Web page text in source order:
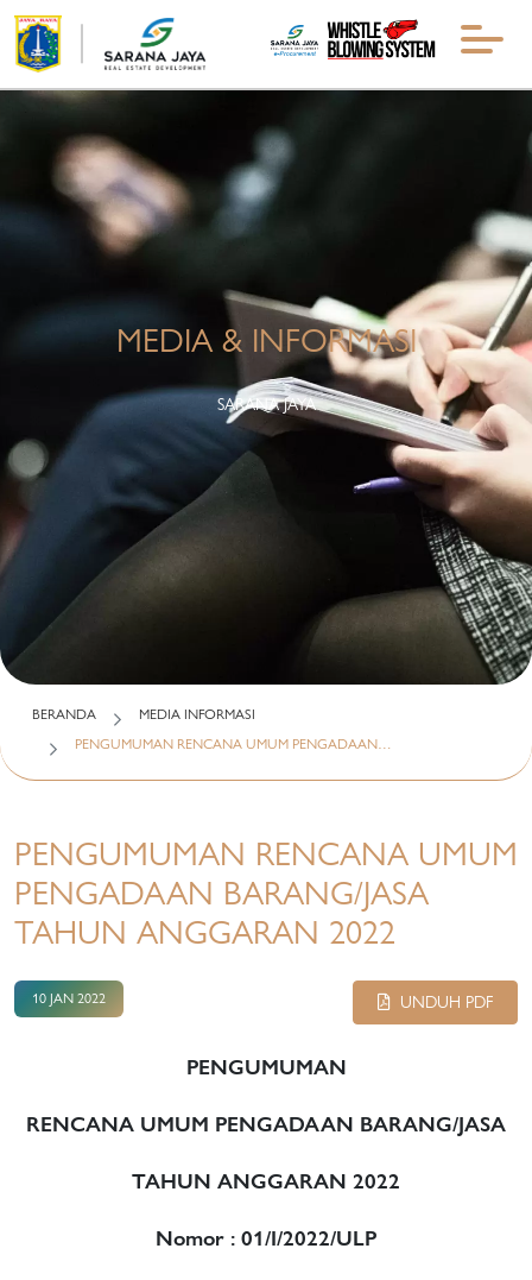
MEDIA & INFORMASI
SARANA JAYA
BERANDA
MEDIA INFORMASI
PENGUMUMAN RENCANA UMUM PENGADAAN…
PENGUMUMAN RENCANA UMUM
PENGADAAN BARANG/JASA
TAHUN ANGGARAN 2022
10 JAN 2022 UNDUH PDF
PENGUMUMAN
RENCANA UMUM PENGADAAN BARANG/JASA
TAHUN ANGGARAN 2022
Nomor : 01/I/2022/ULP